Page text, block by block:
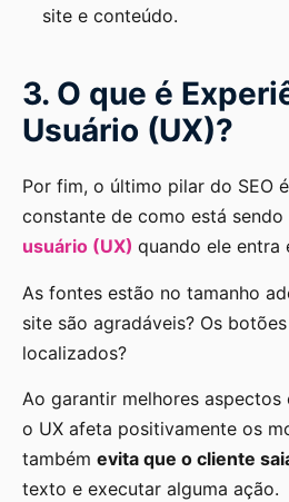
site e conteúdo.
3. O que é
Usuário (UX)?
Por fim, o último pilar do SEO
constante de como está sendo
usuário (UX) quando ele entra
As fontes estão no tamanho
site são agradáveis? Os
localizados?
Ao garantir melhores aspectos
o UX afeta positivamente os
também evita que o cliente
texto e executar alguma ação.